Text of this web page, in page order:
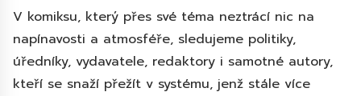
V komiksu, který přes své téma neztrácí nic na
napínavosti a atmosféře, sledujeme politiky,
úředníky, vydavatele, redaktory i samotné autory,
kteří se snaží přežít v systému, jenž stále více